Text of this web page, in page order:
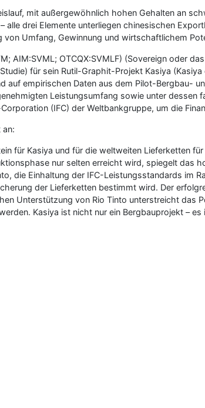
mit außergewöhnlich hohen Gehalten an
drei Elemente unterliegen chinesischen
Umfang, Gewinnung und wirtschaftlichem
AIM:SVML; OTCQX:SVMLF) (Sovereign oder
für sein Rutil-Graphit-Projekt Kasiya
auf empirischen Daten aus dem Pilot-Bergbau-
Leistungsumfang sowie unter
(IFC) der Weltbankgruppe, um die
an:
für Kasiya und für die weltweiten Lieferketten
nur selten erreicht wird, spiegelt das
die Einhaltung der IFC-Leistungsstandards im
der Lieferketten bestimmt wird. Der
Unterstützung von Rio Tinto unterstreicht das
Kasiya ist nicht nur ein Bergbauprojekt –